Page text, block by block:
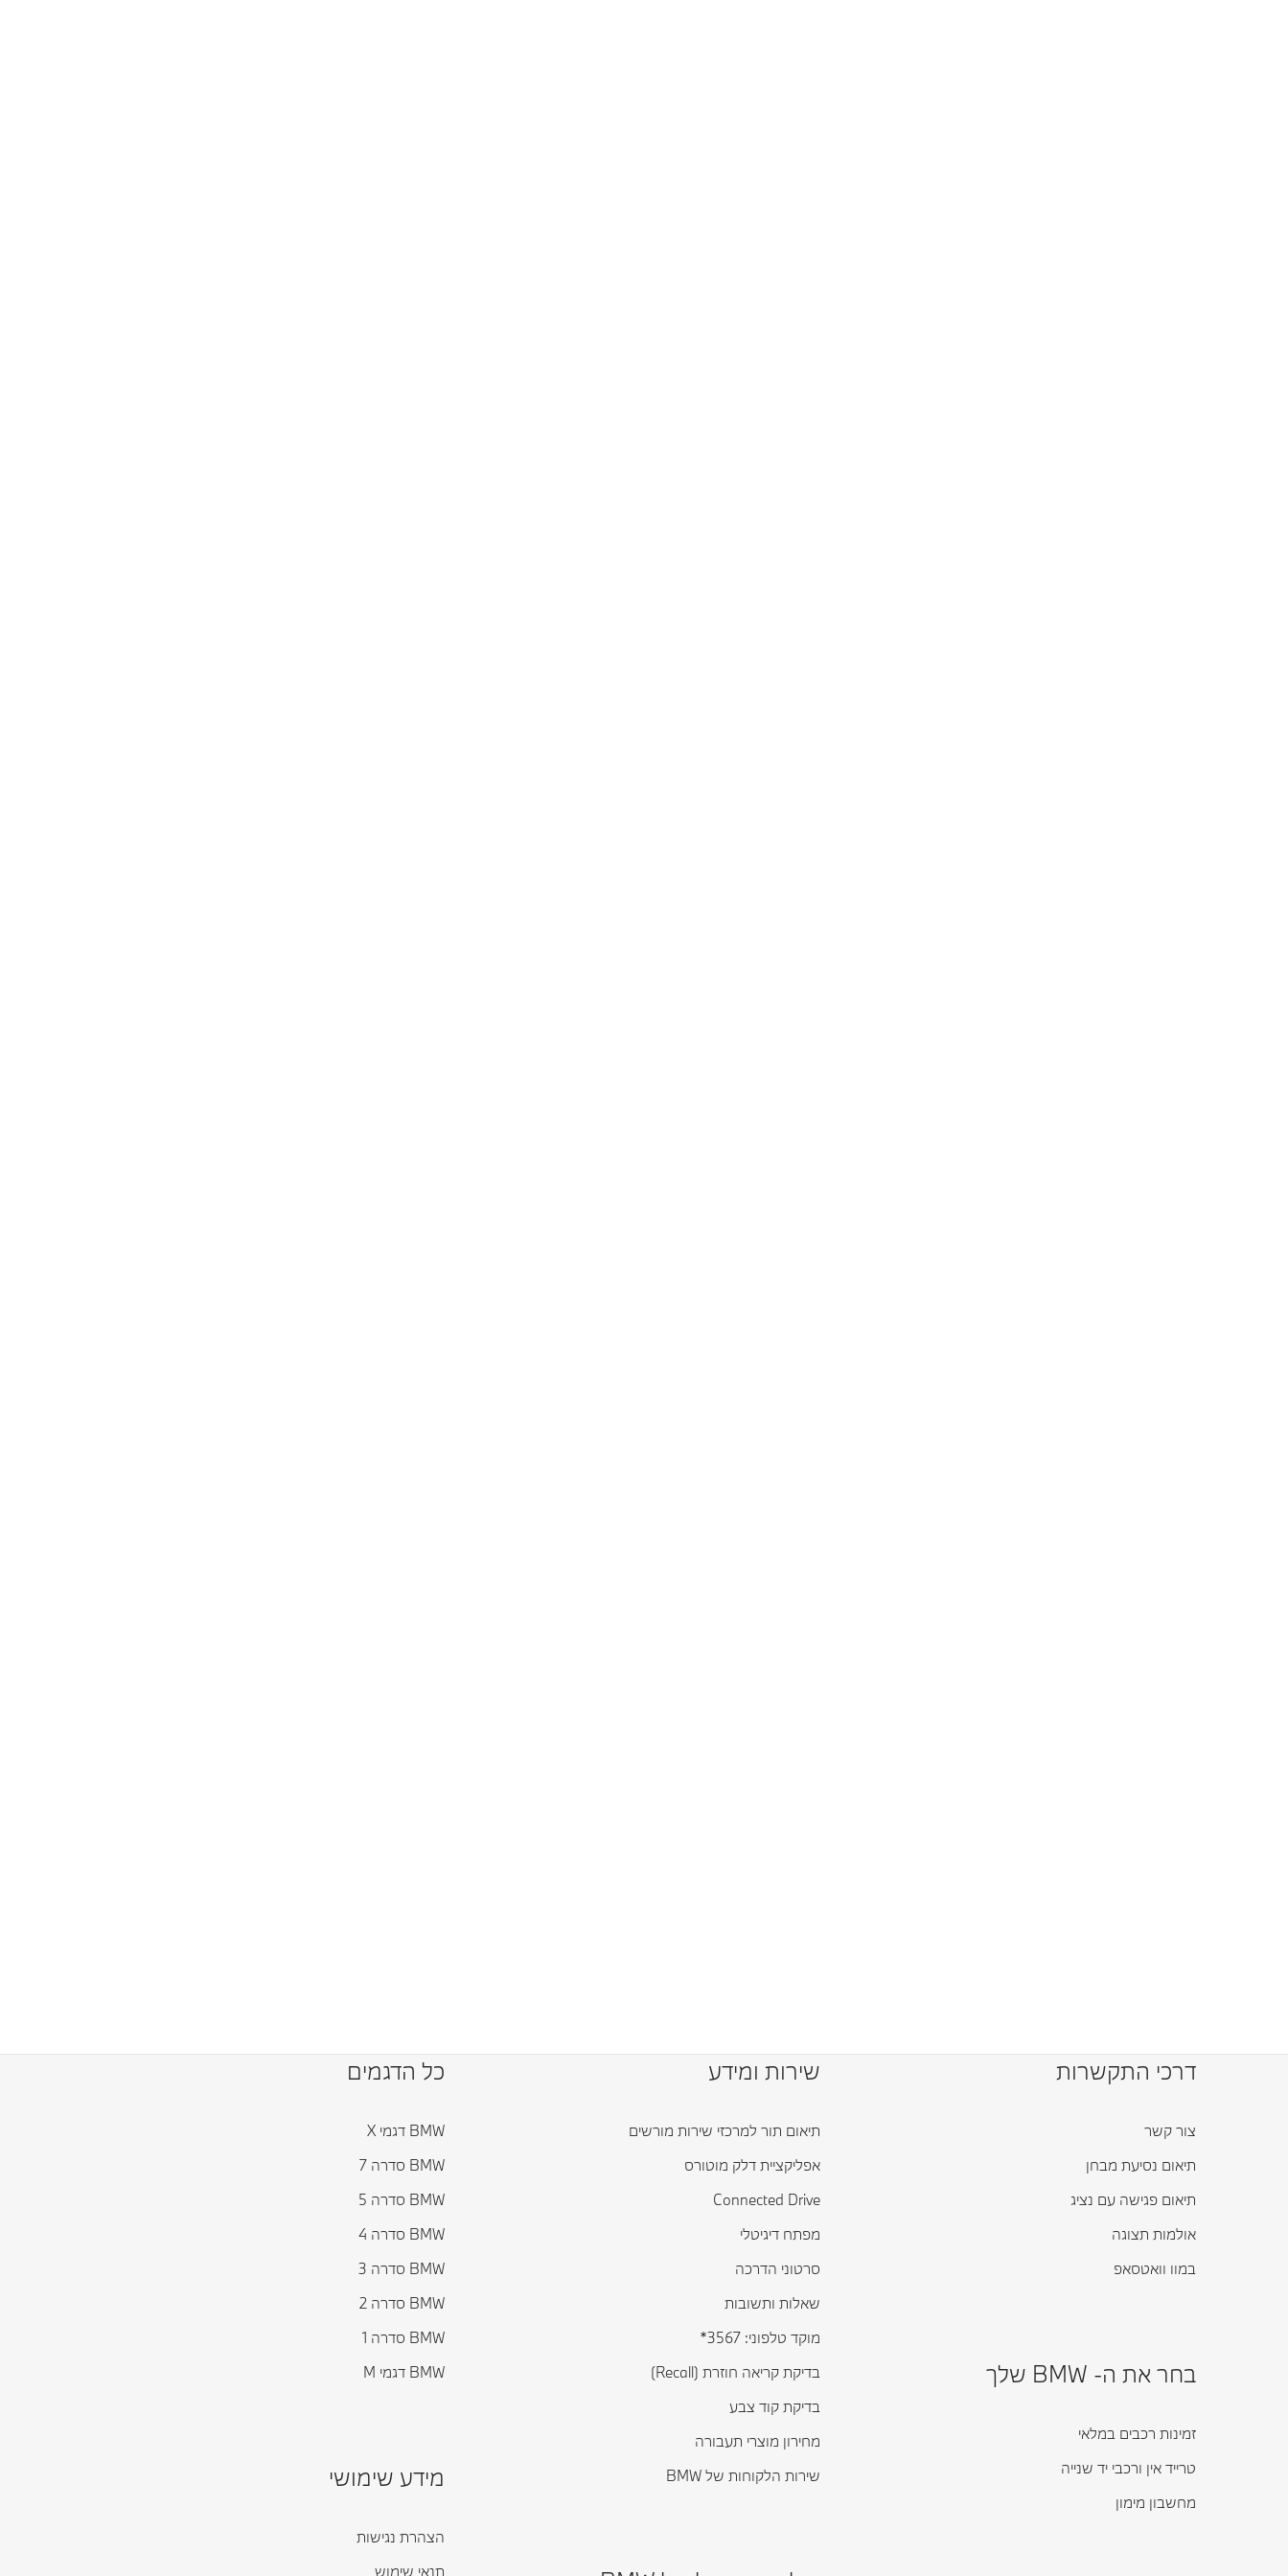
דרכי התקשרות
צור קשר
תיאום נסיעת מבחן
תיאום פגישה עם נציג
אולמות תצוגה
במוו וואטסאפ
בחר את ה- BMW שלך
זמינות רכבים במלאי
טרייד אין ורכבי יד שנייה
מחשבון מימון
שירות ומידע
תיאום תור למרכזי שירות מורשים
אפליקציית דלק מוטורס
Connected Drive
מפתח דיגיטלי
סרטוני הדרכה
שאלות ותשובות
מוקד טלפוני: 3567*
בדיקת קריאה חוזרת (Recall)
בדיקת קוד צבע
מחירון מוצרי תעבורה
שירות הלקוחות של BMW
כל הדגמים
BMW דגמי X
BMW סדרה 7
BMW סדרה 5
BMW סדרה 4
BMW סדרה 3
BMW סדרה 2
BMW סדרה 1
BMW דגמי M
מידע שימושי
הצהרת נגישות
תנאי שימוש